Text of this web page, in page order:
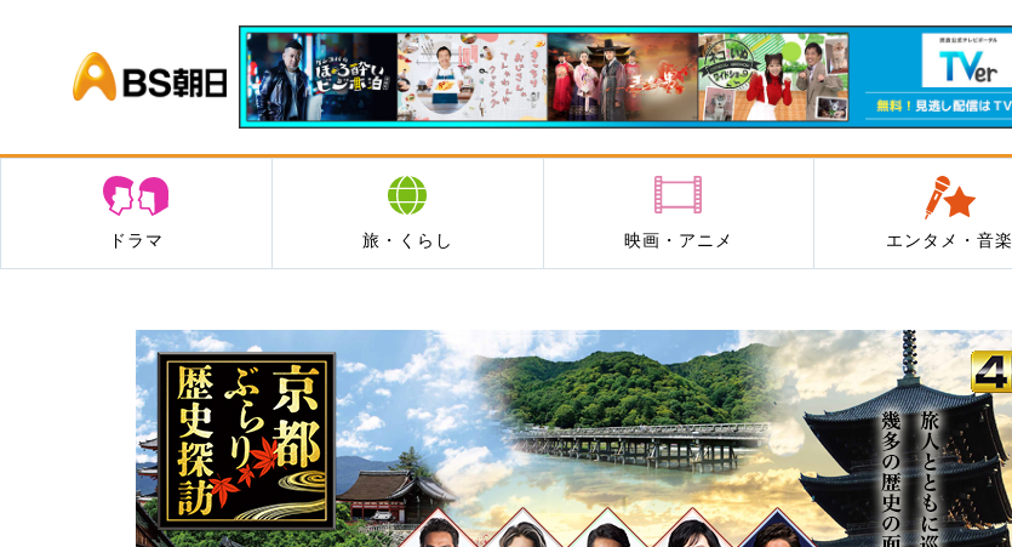
BS朝日
ドラマ 旅・くらし 映画・アニメ エンタメ・音楽